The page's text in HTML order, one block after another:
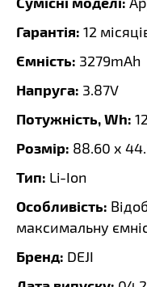
Гарантія: 12
Ємність: 3279mAh
Напруга: 3.87V
Потужність, Wh:
Розмір: 88.60 x
Тип: Li-Ion
Особливість:
максимальну
Бренд: DEJI